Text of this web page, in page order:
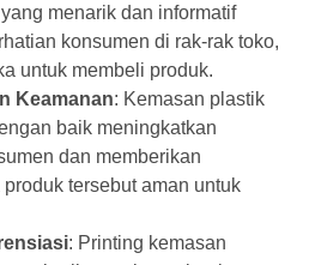
menarik dan informatif
konsumen di rak-rak toko,
untuk membeli produk.
Keamanan: Kemasan plastik
baik meningkatkan
dan memberikan
tersebut aman untuk
: Printing kemasan